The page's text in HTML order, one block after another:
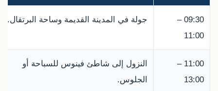
09:30 –
11:00
جولة في المدينة القديمة وساحة البرتقال.
11:00 –
13:00
النزول إلى شاطئ فينوس للسباحة أو
الجلوس.